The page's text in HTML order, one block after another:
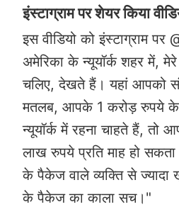
इंस्टाग्राम पर शेयर किया
इस वीडियो को इंस्टाग्राम
अमेरिका के न्यूयॉर्क शहर में,
चलिए, देखते हैं। यहां आपको
मतलब, आपके 1 करोड़ रुपये के
न्यूयॉर्क में रहना चाहते हैं, तो
लाख रुपये प्रति माह हो
के पैकेज वाले व्यक्ति से ज्यादा
के पैकेज का काला सच।"